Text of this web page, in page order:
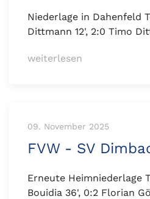
Niederlage in Dahenfeld
Dittmann 12', 2:0 Timo
weiterlesen
09. November 2025
FVW - SV
Erneute Heimniederlage
Bouidia 36', 0:2 Florian